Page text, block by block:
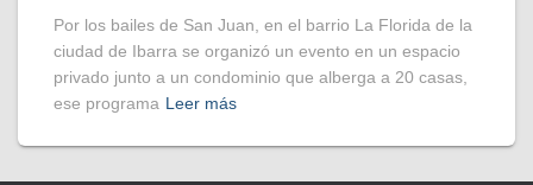
Por los bailes de San Juan, en el barrio La Florida de la
ciudad de Ibarra se organizó un evento en un espacio
privado junto a un condominio que alberga a 20 casas,
ese programa Leer más